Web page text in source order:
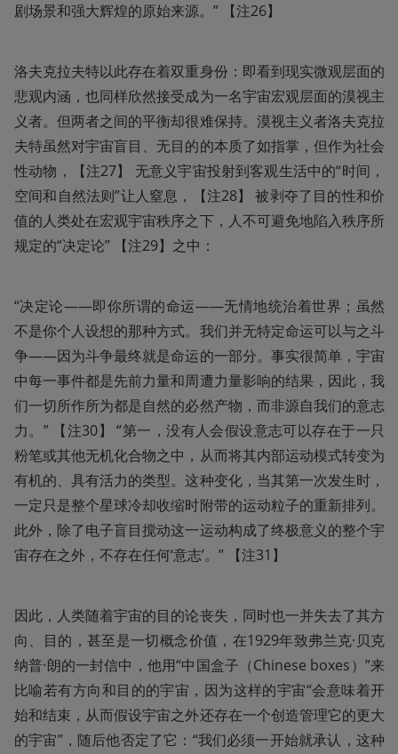
剧场景和强大辉煌的原始来源。” 【注26】
洛夫克拉夫特以此存在着双重身份：即看到现实微观层面的
悲观内涵，也同样欣然接受成为一名宇宙宏观层面的漠视主
义者。但两者之间的平衡却很难保持。漠视主义者洛夫克拉
夫特虽然对宇宙盲目、无目的的本质了如指掌，但作为社会
性动物，【注27】 无意义宇宙投射到客观生活中的“时间，
空间和自然法则”让人窒息，【注28】 被剥夺了目的性和价
值的人类处在宏观宇宙秩序之下，人不可避免地陷入秩序所
规定的“决定论” 【注29】之中：
“决定论——即你所谓的命运——无情地统治着世界；虽然
不是你个人设想的那种方式。我们并无特定命运可以与之斗
争——因为斗争最终就是命运的一部分。事实很简单，宇宙
中每一事件都是先前力量和周遭力量影响的结果，因此，我
们一切所作所为都是自然的必然产物，而非源自我们的意志
力。” 【注30】 “第一，没有人会假设意志可以存在于一只
粉笔或其他无机化合物之中，从而将其内部运动模式转变为
有机的、具有活力的类型。这种变化，当其第一次发生时，
一定只是整个星球冷却收缩时附带的运动粒子的重新排列。
此外，除了电子盲目搅动这一运动构成了终极意义的整个宇
宙存在之外，不存在任何‘意志’。” 【注31】
因此，人类随着宇宙的目的论丧失，同时也一并失去了其方
向、目的，甚至是一切概念价值，在1929年致弗兰克·贝克
纳普·朗的一封信中，他用“中国盒子（Chinese boxes）”来
比喻若有方向和目的的宇宙，因为这样的宇宙“会意味着开
始和结束，从而假设宇宙之外还存在一个创造管理它的更大
的宇宙”，随后他否定了它：“我们必须一开始就承认，这种